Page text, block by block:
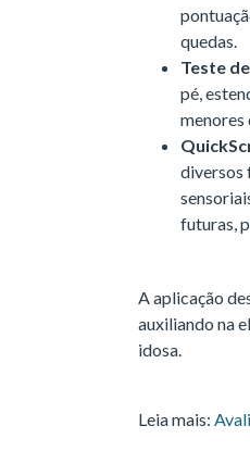
quedas.
Teste
pé,
menores
diversos
futuras,
A aplicação
auxiliando na
idosa.
Leia mais: